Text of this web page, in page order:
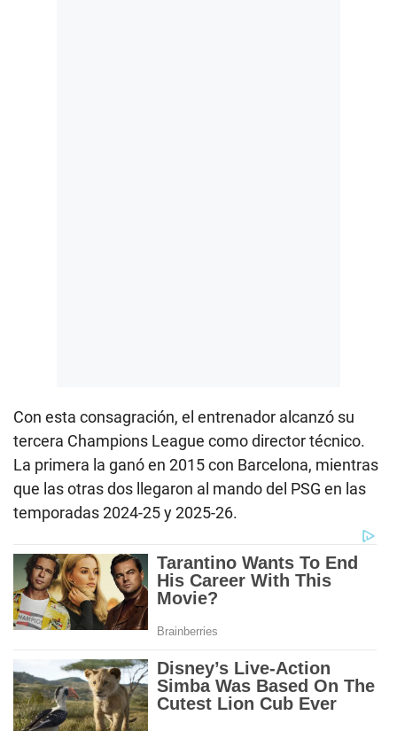
Con esta consagración, el entrenador alcanzó su
tercera Champions League como director técnico.
La primera la ganó en 2015 con Barcelona, mientras
que las otras dos llegaron al mando del PSG en las
temporadas 2024-25 y 2025-26.